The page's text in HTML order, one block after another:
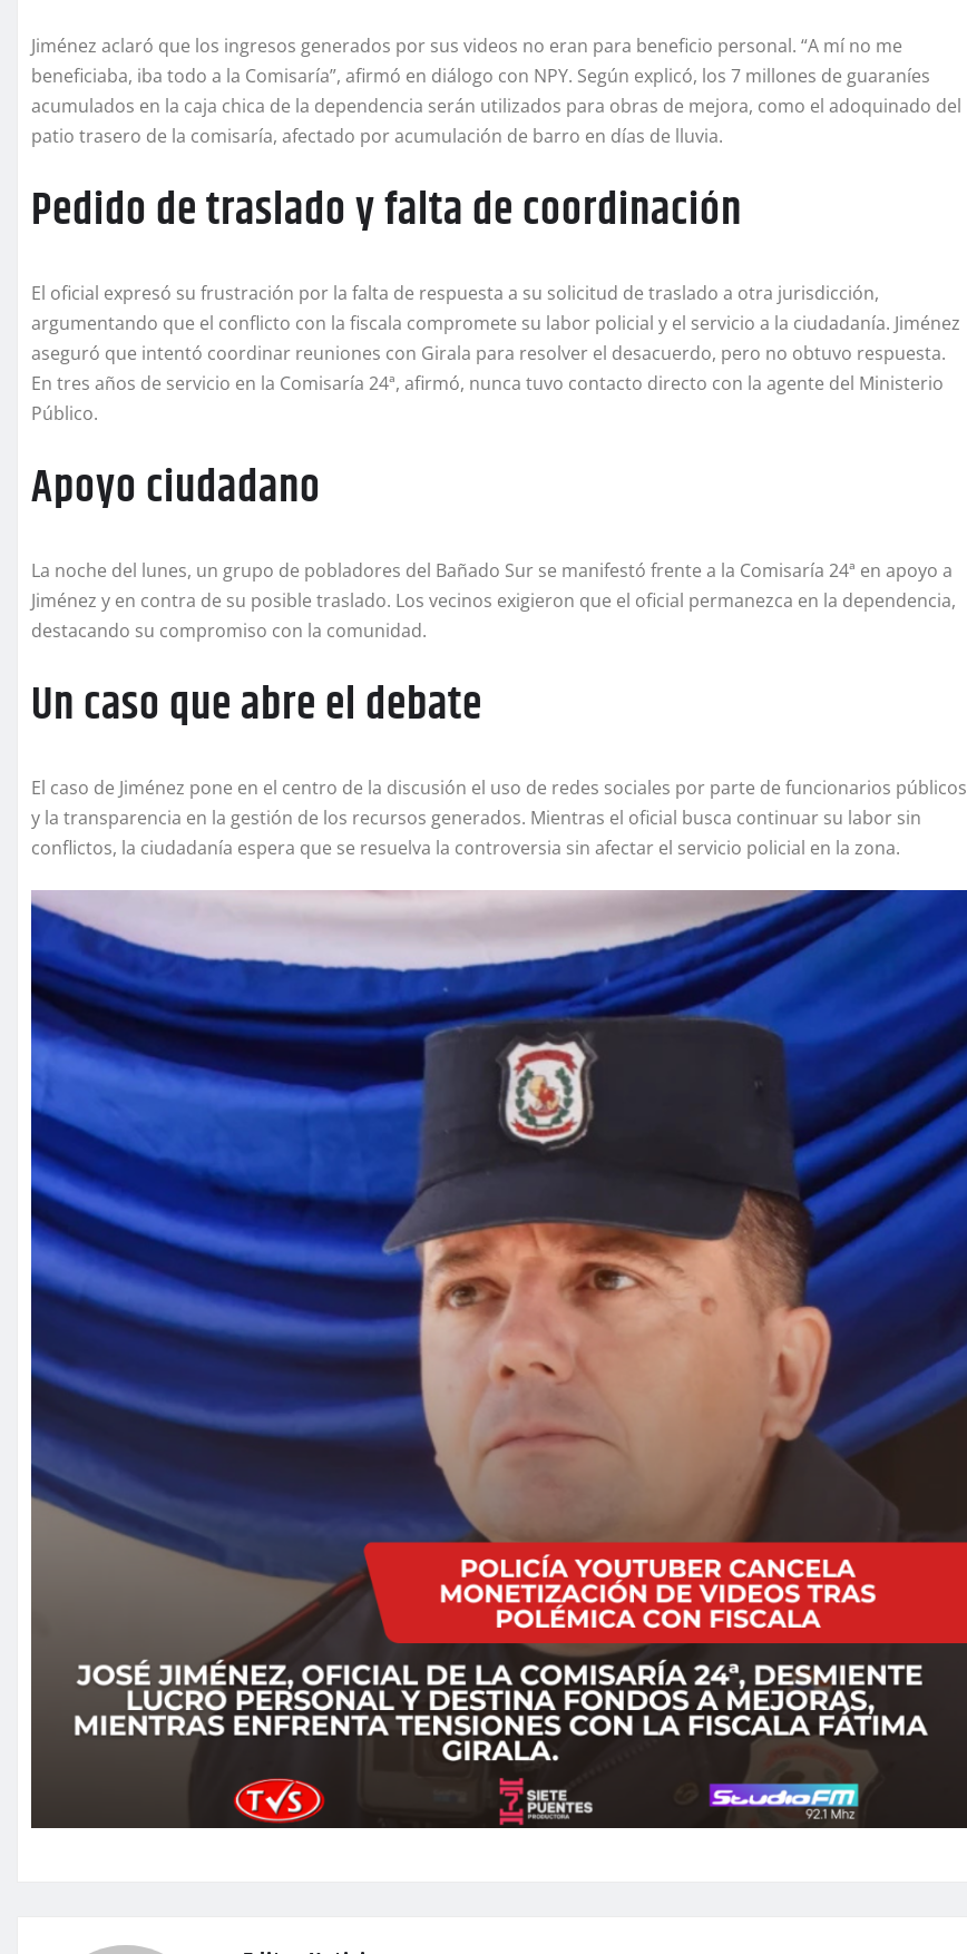
Jiménez aclaró que los ingresos generados por sus videos no eran para beneficio personal. “A mí no me
beneficiaba, iba todo a la Comisaría”, afirmó en diálogo con NPY. Según explicó, los 7 millones de guaraníes
acumulados en la caja chica de la dependencia serán utilizados para obras de mejora, como el adoquinado del
patio trasero de la comisaría, afectado por acumulación de barro en días de lluvia.
Pedido de traslado y falta de coordinación
El oficial expresó su frustración por la falta de respuesta a su solicitud de traslado a otra jurisdicción,
argumentando que el conflicto con la fiscala compromete su labor policial y el servicio a la ciudadanía. Jiménez
aseguró que intentó coordinar reuniones con Girala para resolver el desacuerdo, pero no obtuvo respuesta.
En tres años de servicio en la Comisaría 24ª, afirmó, nunca tuvo contacto directo con la agente del Ministerio
Público.
Apoyo ciudadano
La noche del lunes, un grupo de pobladores del Bañado Sur se manifestó frente a la Comisaría 24ª en apoyo a
Jiménez y en contra de su posible traslado. Los vecinos exigieron que el oficial permanezca en la dependencia,
destacando su compromiso con la comunidad.
Un caso que abre el debate
El caso de Jiménez pone en el centro de la discusión el uso de redes sociales por parte de funcionarios públicos
y la transparencia en la gestión de los recursos generados. Mientras el oficial busca continuar su labor sin
conflictos, la ciudadanía espera que se resuelva la controversia sin afectar el servicio policial en la zona.